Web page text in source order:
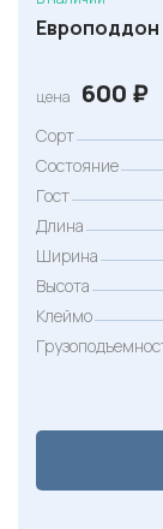
я
а
₽
.
Европоддон
цена 600 ₽
Сорт
Состояние
Гост
Длина
Ширина
Высота
Клеймо